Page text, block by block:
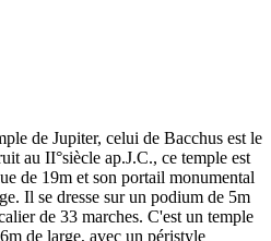
de Jupiter, celui de Bacchus est le
au II°siècle ap.J.C., ce temple est
de 19m et son portail monumental
Il se dresse sur un podium de 5m
de 33 marches. C'est un temple
de large, avec un péristyle